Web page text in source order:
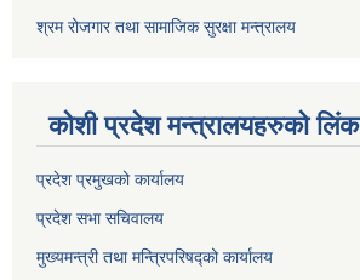
श्रम रोजगार तथा सामाजिक सुरक्षा मन्त्रालय
कोशी प्रदेश मन्त्रालयहरुको लिंक
प्रदेश प्रमुखको कार्यालय
प्रदेश सभा सचिवालय
मुख्यमन्त्री तथा मन्त्रिपरिषद्को कार्यालय